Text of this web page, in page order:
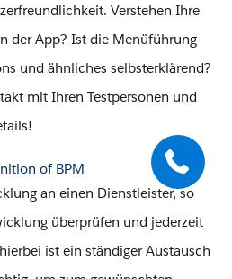
Verstehen Ihre
der App? Ist die Menüführung
und ähnliches selbsterklärend?
mit Ihren Testpersonen und
an einen Dienstleister, so
überprüfen und jederzeit
ist ein ständiger Austausch